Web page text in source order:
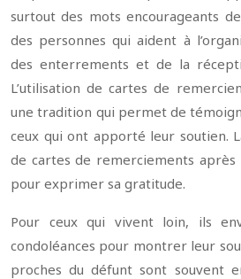
surtout des mots encourageants
des personnes qui aident à
des enterrements et de la
L’utilisation de cartes de
une tradition qui permet de
ceux qui ont apporté leur soutien.
de cartes de remerciements
pour exprimer sa gratitude.
Pour ceux qui vivent loin, ils
condoléances pour montrer leur
proches du défunt sont souvent